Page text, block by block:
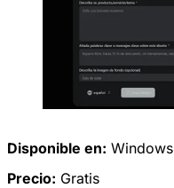
Disponible en: Windows
Precio: Gratis